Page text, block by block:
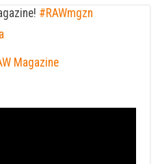
#RAWmgzn
Magazine